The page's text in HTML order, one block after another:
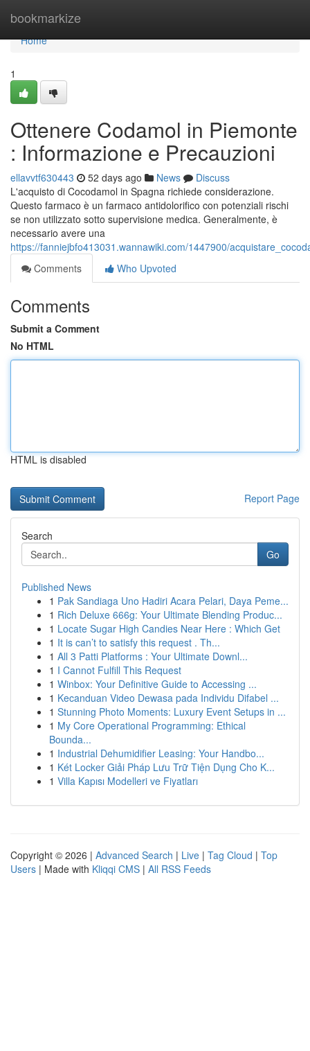
bookmarkize
Home
Home
1
Ottenere Codamol in Piemonte
: Informazione e Precauzioni
ellavvtf630443 52 days ago News
Discuss
L'acquisto di Cocodamol in Spagna richiede considerazione.
Questo farmaco è un farmaco antidolorifico con potenziali rischi
se non utilizzato sotto supervisione medica. Generalmente, è
necessario avere una
https://fanniejbfo413031.wannawiki.com/1447900/
Comments
Who Upvoted
Comments
Submit a Comment
No HTML
HTML is disabled
Report Page
Search
Go
Published News
1 Pak Sandiaga Uno Hadiri Acara Pelari, Daya Peme...
1 Rich Deluxe 666g: Your Ultimate Blending Produc...
1 Locate Sugar High Candies Near Here : Which Get
1 It is can’t to satisfy this request . Th...
1 All 3 Patti Platforms : Your Ultimate Downl...
1 I Cannot Fulfill This Request
1 Winbox: Your Definitive Guide to Accessing ...
1 Kecanduan Video Dewasa pada Individu Difabel ...
1 Stunning Photo Moments: Luxury Event Setups in ...
1 My Core Operational Programming: Ethical
Bounda...
1 Industrial Dehumidifier Leasing: Your Handbo...
1 Két Locker Giải Pháp Lưu Trữ Tiện Dụng Cho K...
1 Villa Kapısı Modelleri ve Fiyatları
Copyright © 2026 | Advanced Search | Live | Tag Cloud | Top
Users | Made with Kliqqi CMS | All RSS Feeds